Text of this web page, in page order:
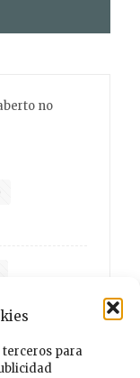
terceros para
no
TikTok